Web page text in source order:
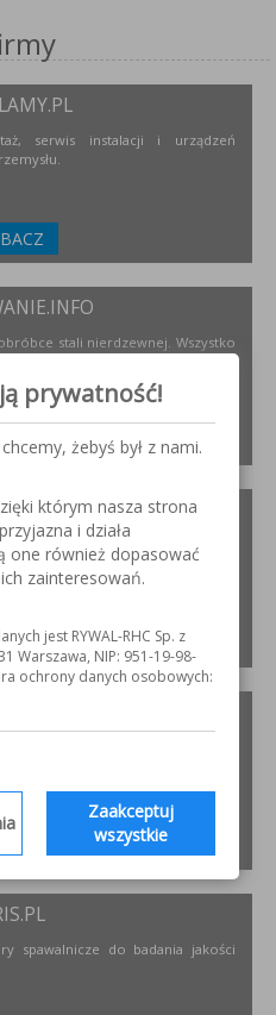
serwis instalacji i urządzeń
stali nierdzewnej. Wszystko
i regeneracji. Układy
żurawików, suwnice,
spawalnicze do badania jakości
prywatność!
żebyś był z nami.
którym nasza strona
i działa
one również dopasować
zainteresowań.
jest RYWAL-RHC Sp. z
Warszawa, NIP: 951-19-98-
ochrony danych osobowych:
Zaakceptuj
wszystkie